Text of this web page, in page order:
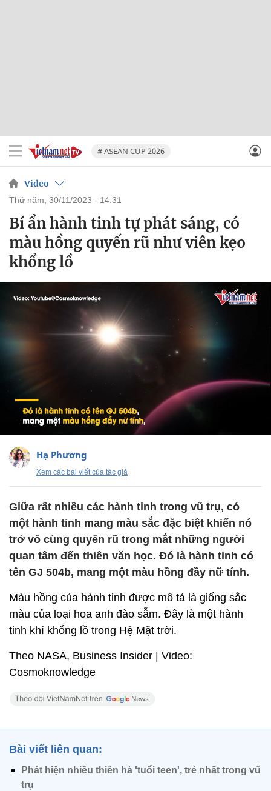
# ASEAN CUP 2026
Video
thứ năm, 30/11/2023 - 14:31
Bí ẩn hành tinh tự phát sáng, có
màu hồng quyến rũ như viên kẹo
khổng lồ
Hạ Phương
Xem các bài viết của tác giả
Giữa rất nhiều các hành tinh trong vũ trụ, có
một hành tinh mang màu sắc đặc biệt khiến nó
trở vô cùng quyến rũ trong mắt những người
quan tâm đến thiên văn học. Đó là hành tinh có
tên GJ 504b, mang một màu hồng đầy nữ tính.
Màu hồng của hành tinh được mô tả là giống sắc
màu của loại hoa anh đào sẫm. Đây là một hành
tinh khí khổng lồ trong Hệ Mặt trời.
Theo NASA, Business Insider | Video:
Cosmoknowledge
Bài viết liên quan:
Phát hiện nhiều thiên hà 'tuổi teen', trẻ nhất trong vũ
trụ